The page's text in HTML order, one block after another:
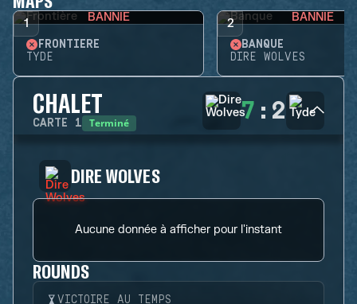
1 BANNIE
FRONTIÈRE
TYDE
2 BANNIE
BANQUE
DIRE WOLVES
CHALET
CARTE 1 Terminé 7 : 2
DIRE WOLVES
Aucune donnée à afficher pour l'instant
ROUNDS
VICTOIRE AU TEMPS